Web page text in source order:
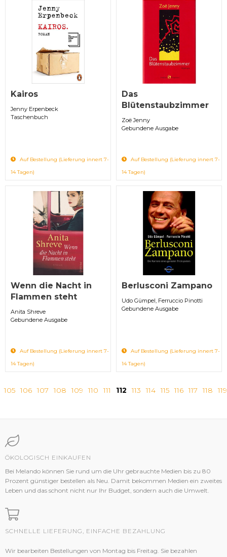
Kairos
Jenny Erpenbeck
Taschenbuch
Auf Bestellung (Lieferung innert 7-
14 Tagen)
Das
Blütenstaubzimmer
Zoë Jenny
Gebundene Ausgabe
Auf Bestellung (Lieferung innert 7-
14 Tagen)
Wenn die Nacht in
Flammen steht
Anita Shreve
Gebundene Ausgabe
Auf Bestellung (Lieferung innert 7-
14 Tagen)
Berlusconi Zampano
Udo Gümpel, Ferruccio Pinotti
Gebundene Ausgabe
Auf Bestellung (Lieferung innert 7-
14 Tagen)
105 106 107 108 109 110 111 112 113 114 115 116 117 118 119
ÖKOLOGISCH EINKAUFEN
Bei Melando können Sie rund um die Uhr gebrauchte Medien bis zu 80
Prozent günstiger bestellen als Neu. Damit bekommen Medien ein zweites
Leben und das schont nicht nur Ihr Budget, sondern auch die Umwelt.
SCHNELLE LIEFERUNG, EINFACHE BEZAHLUNG
Wir bearbeiten Bestellungen von Montag bis Freitag. Sie bezahlen